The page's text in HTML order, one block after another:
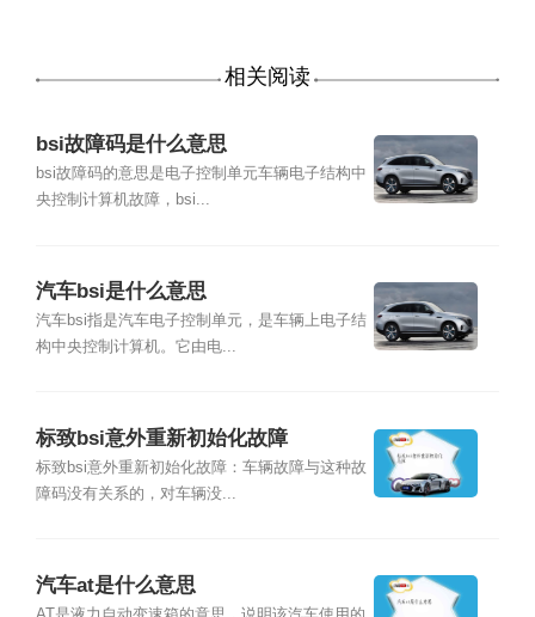
相关阅读
bsi故障码是什么意思
bsi故障码的意思是电子控制单元车辆电子结构中
央控制计算机故障，bsi...
汽车bsi是什么意思
汽车bsi指是汽车电子控制单元，是车辆上电子结
构中央控制计算机。它由电...
标致bsi意外重新初始化故障
标致bsi意外重新初始化故障：车辆故障与这种故
障码没有关系的，对车辆没...
汽车at是什么意思